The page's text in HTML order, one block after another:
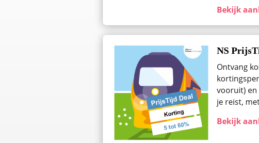
Bekijk
NS
Ontvang
vooruit) en
je reist,
Bekijk